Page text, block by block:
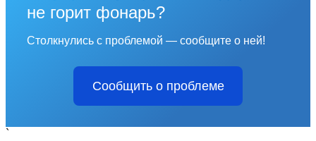
не горит фонарь?
Столкнулись с проблемой — сообщите о ней!
Сообщить о проблеме
`